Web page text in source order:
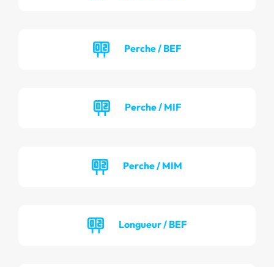
Perche / BEF
Perche / MIF
Perche / MIM
Longueur / BEF